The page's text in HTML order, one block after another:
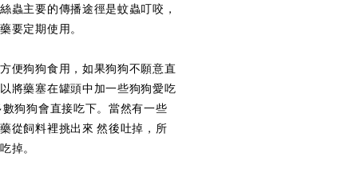
蟲主要的傳播途徑是蚊蟲叮咬，
要定期使用。
便狗狗食用，如果狗狗不願意直
將藥塞在罐頭中加一些狗狗愛吃
狗狗會直接吃下。當然有一些
從飼料裡挑出來 然後吐掉，所
掉。